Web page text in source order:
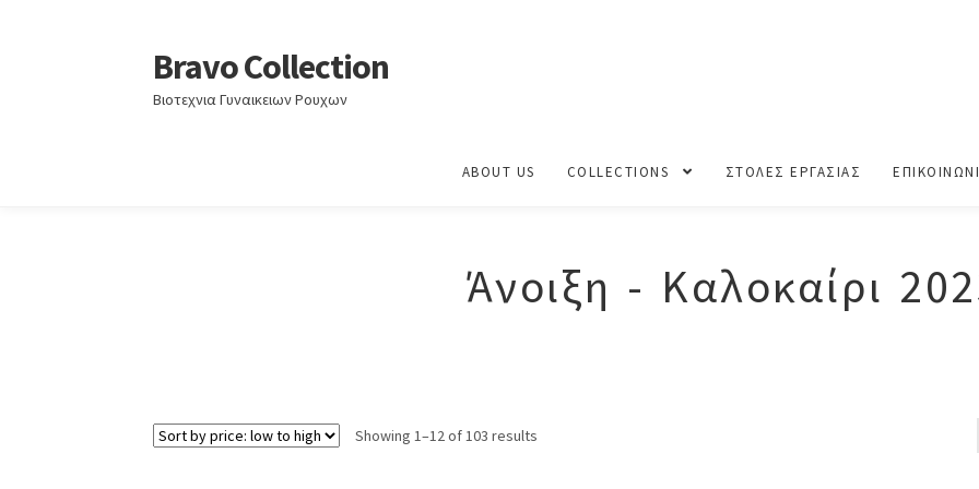
Skip
to
navigation
Skip
to
content
Bravo Collection
Βιοτεχνια Γυναικειων Ρουχων
ABOUT US COLLECTIONS ΣΤΟΛΕΣ ΕΡΓΑΣΙΑΣ
Άνοιξη - Καλοκαίρι
Showing 1–12 of 103 results